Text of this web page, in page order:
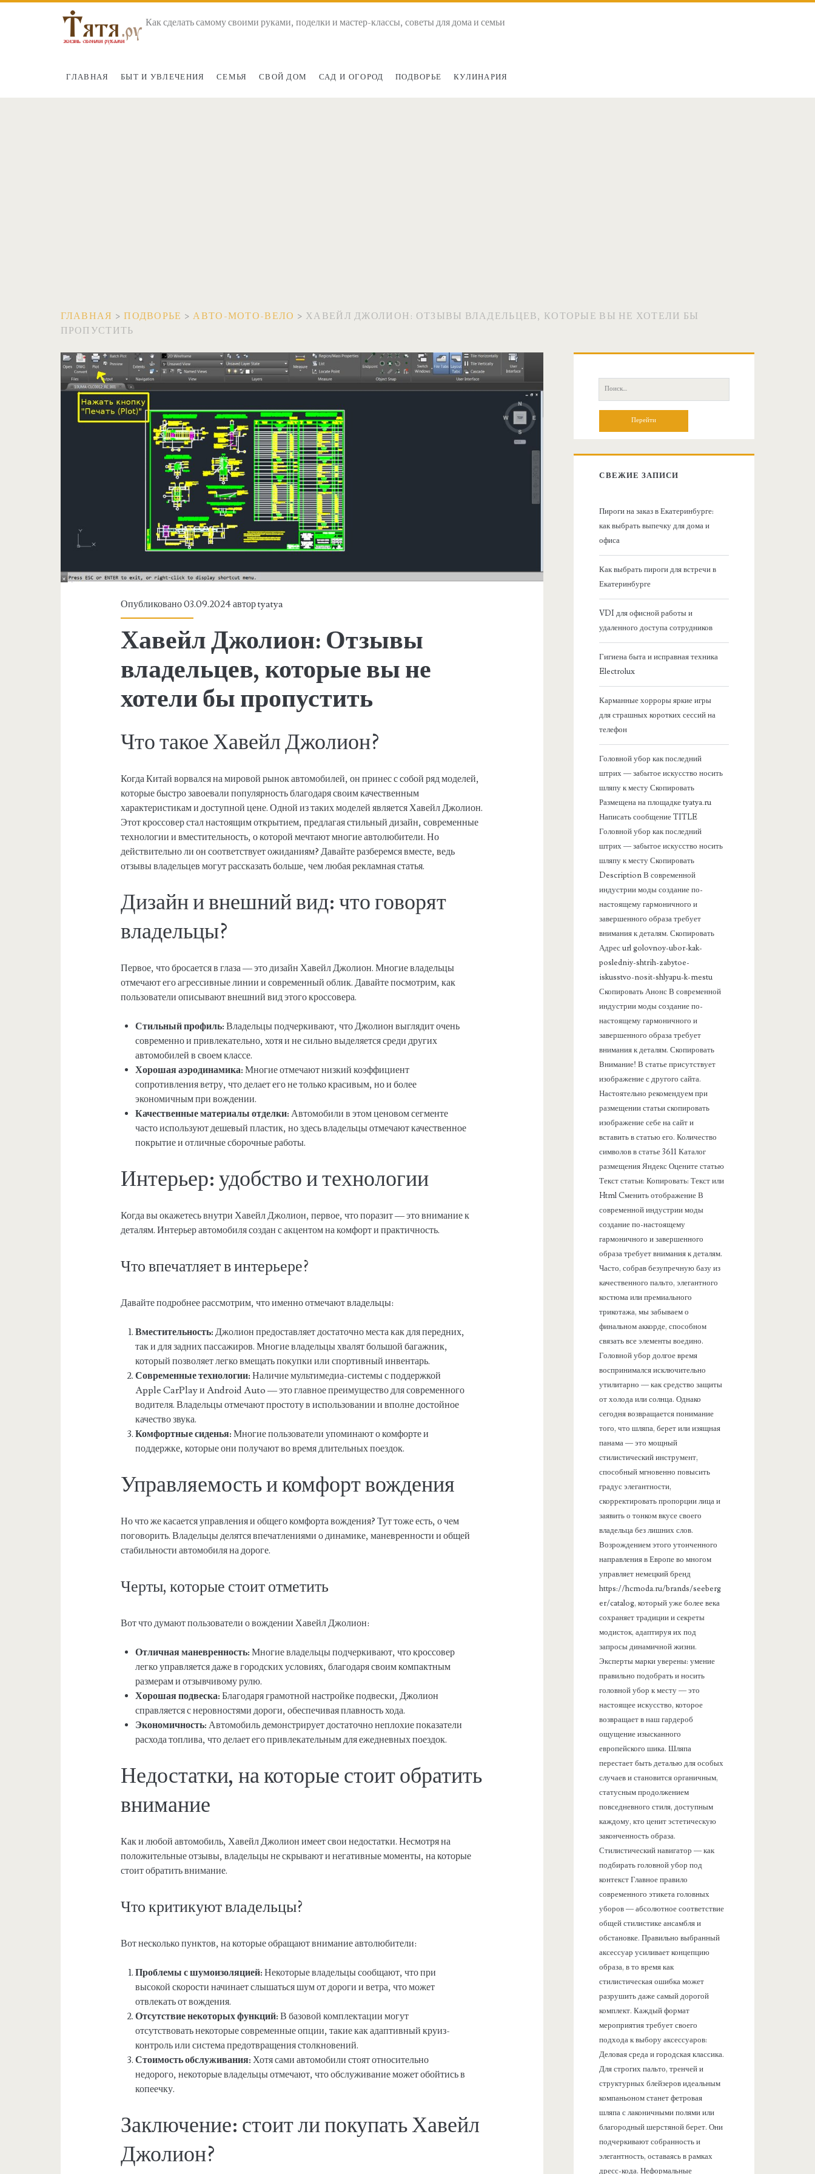
Как сделать самому своими руками, поделки и мастер-классы, советы для дома и семьи
ГЛАВНАЯ БЫТ И УВЛЕЧЕНИЯ СЕМЬЯ СВОЙ ДОМ САД И ОГОРОД ПОДВОРЬЕ КУЛИНАРИЯ
ГЛАВНАЯ >ПОДВОРЬЕ >АВТО-МОТО-ВЕЛО > ХАВЕЙЛ ДЖОЛИОН: ОТЗЫВЫ ВЛАДЕЛЬЦЕВ, КОТОРЫЕ ВЫ НЕ ХОТЕЛИ БЫ
ПРОПУСТИТЬ
Опубликовано 03.09.2024 авторtyatya
Хавейл Джолион: Отзывы
владельцев, которые вы не
хотели бы пропустить
Что такое Хавейл Джолион?
Когда Китай ворвался на мировой рынок автомобилей, он принес с собой ряд моделей,
которые быстро завоевали популярность благодаря своим качественным
характеристикам и доступной цене. Одной из таких моделей является Хавейл Джолион.
Этот кроссовер стал настоящим открытием, предлагая стильный дизайн, современные
технологии и вместительность, о которой мечтают многие автолюбители. Но
действительно ли он соответствует ожиданиям? Давайте разберемся вместе, ведь
отзывы владельцев могут рассказать больше, чем любая рекламная статья.
Дизайн и внешний вид: что говорят
владельцы?
Первое, что бросается в глаза — это дизайн Хавейл Джолион. Многие владельцы
отмечают его агрессивные линии и современный облик. Давайте посмотрим, как
пользователи описывают внешний вид этого кроссовера.
Стильный профиль: Владельцы подчеркивают, что Джолион выглядит очень
современно и привлекательно, хотя и не сильно выделяется среди других
автомобилей в своем классе.
Хорошая аэродинамика: Многие отмечают низкий коэффициент
сопротивления ветру, что делает его не только красивым, но и более
экономичным при вождении.
Качественные материалы отделки: Автомобили в этом ценовом сегменте
часто используют дешевый пластик, но здесь владельцы отмечают качественное
покрытие и отличные сборочные работы.
Интерьер: удобство и технологии
Когда вы окажетесь внутри Хавейл Джолион, первое, что поразит — это внимание к
деталям. Интерьер автомобиля создан с акцентом на комфорт и практичность.
Что впечатляет в интерьере?
Давайте подробнее рассмотрим, что именно отмечают владельцы:
Вместительность: Джолион предоставляет достаточно места как для передних,
так и для задних пассажиров. Многие владельцы хвалят большой багажник,
который позволяет легко вмещать покупки или спортивный инвентарь.
Современные технологии: Наличие мультимедиа-системы с поддержкой
Apple CarPlay и Android Auto — это главное преимущество для современного
водителя. Владельцы отмечают простоту в использовании и вполне достойное
качество звука.
Комфортные сиденья: Многие пользователи упоминают о комфорте и
поддержке, которые они получают во время длительных поездок.
Управляемость и комфорт вождения
Но что же касается управления и общего комфорта вождения? Тут тоже есть, о чем
поговорить. Владельцы делятся впечатлениями о динамике, маневренности и общей
стабильности автомобиля на дороге.
Черты, которые стоит отметить
Вот что думают пользователи о вождении Хавейл Джолион:
Отличная маневренность: Многие владельцы подчеркивают, что кроссовер
легко управляется даже в городских условиях, благодаря своим компактным
размерам и отзывчивому рулю.
Хорошая подвеска: Благодаря грамотной настройке подвески, Джолион
справляется с неровностями дороги, обеспечивая плавность хода.
Экономичность: Автомобиль демонстрирует достаточно неплохие показатели
расхода топлива, что делает его привлекательным для ежедневных поездок.
Недостатки, на которые стоит обратить
внимание
Как и любой автомобиль, Хавейл Джолион имеет свои недостатки. Несмотря на
положительные отзывы, владельцы не скрывают и негативные моменты, на которые
стоит обратить внимание.
Что критикуют владельцы?
Вот несколько пунктов, на которые обращают внимание автолюбители:
Проблемы с шумоизоляцией: Некоторые владельцы сообщают, что при
высокой скорости начинает слышаться шум от дороги и ветра, что может
отвлекать от вождения.
Отсутствие некоторых функций: В базовой комплектации могут
отсутствовать некоторые современные опции, такие как адаптивный круиз-
контроль или система предотвращения столкновений.
Стоимость обслуживания: Хотя сами автомобили стоят относительно
недорого, некоторые владельцы отмечают, что обслуживание может обойтись в
копеечку.
Заключение: стоит ли покупать Хавейл
Джолион?
о
П
о
:
СВЕЖИЕ ЗАПИСИ
Пироги на заказ в Екатеринбурге:
как выбрать выпечку для дома и
офиса
Как выбрать пироги для встречи в
Екатеринбурге
VDI для офисной работы и
удаленного доступа сотрудников
Гигиена быта и исправная техника
Electrolux
Карманные хорроры яркие игры
для страшных коротких сессий на
телефон
Головной убор как последний
штрих — забытое искусство носить
шляпу к месту Скопировать
Размещена на площадке tyatya.ru
Написать сообщение TITLE
Головной убор как последний
штрих — забытое искусство носить
шляпу к месту Скопировать
Description В современной
индустрии моды создание по-
настоящему гармоничного и
завершенного образа требует
внимания к деталям. Скопировать
Адрес url golovnoy-ubor-kak-
posledniy-shtrih-zabytoe-
iskusstvo-nosit-shlyapu-k-mestu
Скопировать Анонс В современной
индустрии моды создание по-
настоящему гармоничного и
завершенного образа требует
внимания к деталям. Скопировать
Внимание! В статье присутствует
изображение с другого сайта.
Настоятельно рекомендуем при
размещении статьи скопировать
изображение себе на сайт и
вставить в статью его. Количество
символов в статье 3611 Каталог
размещения Яндекс Оцените статью
Текст статьи: Копировать: Текст или
Html Cменить отображение В
современной индустрии моды
создание по-настоящему
гармоничного и завершенного
образа требует внимания к деталям.
Часто, собрав безупречную базу из
качественного пальто, элегантного
костюма или премиального
трикотажа, мы забываем о
финальном аккорде, способном
связать все элементы воедино.
Головной убор долгое время
воспринимался исключительно
утилитарно — как средство защиты
от холода или солнца. Однако
сегодня возвращается понимание
того, что шляпа, берет или изящная
панама — это мощный
стилистический инструмент,
способный мгновенно повысить
градус элегантности,
скорректировать пропорции лица и
заявить о тонком вкусе своего
владельца без лишних слов.
Возрождением этого утонченного
направления в Европе во многом
управляет немецкий бренд
https://hcmoda.ru/brands/seeberg
er/catalog, который уже более века
сохраняет традиции и секреты
модисток, адаптируя их под
запросы динамичной жизни.
Эксперты марки уверены: умение
правильно подобрать и носить
головной убор к месту — это
настоящее искусство, которое
возвращает в наш гардероб
ощущение изысканного
европейского шика. Шляпа
перестает быть деталью для особых
случаев и становится органичным,
статусным продолжением
повседневного стиля, доступным
каждому, кто ценит эстетическую
законченность образа.
Стилистический навигатор — как
подбирать головной убор под
контекст Главное правило
современного этикета головных
уборов — абсолютное соответствие
общей стилистике ансамбля и
обстановке. Правильно выбранный
аксессуар усиливает концепцию
образа, в то время как
стилистическая ошибка может
разрушить даже самый дорогой
комплект. Каждый формат
мероприятия требует своего
подхода к выбору аксессуаров:
Деловая среда и городская классика.
Для строгих пальто, тренчей и
структурных блейзеров идеальным
компаньоном станет фетровая
шляпа с лаконичными полями или
благородный шерстяной берет. Они
подчеркивают собранность и
элегантность, оставаясь в рамках
дресс-кода. Неформальные